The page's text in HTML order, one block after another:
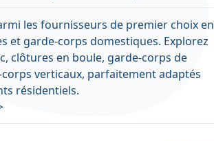
les fournisseurs de premier choix en
et garde-corps domestiques. Explorez
clôtures en boule, garde-corps de
verticaux, parfaitement adaptés
résidentiels.